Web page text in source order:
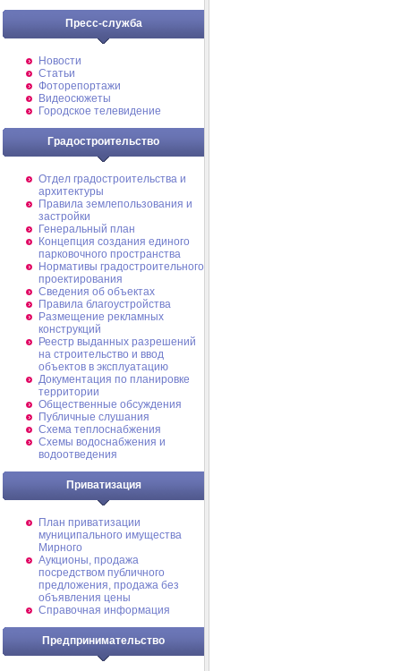
Пресс-служба
Новости
Статьи
Фоторепортажи
Видеосюжеты
Городское телевидение
Градостроительство
Отдел градостроительства и
архитектуры
Правила землепользования и
застройки
Генеральный план
Концепция создания единого
парковочного пространства
Нормативы градостроительного
проектирования
Сведения об объектах
Правила благоустройства
Размещение рекламных
конструкций
Реестр выданных разрешений
на строительство и ввод
объектов в эксплуатацию
Документация по планировке
территории
Общественные обсуждения
Публичные слушания
Схема теплоснабжения
Схемы водоснабжения и
водоотведения
Приватизация
План приватизации
муниципального имущества
Мирного
Аукционы, продажа
посредством публичного
предложения, продажа без
объявления цены
Справочная информация
Предпринимательство